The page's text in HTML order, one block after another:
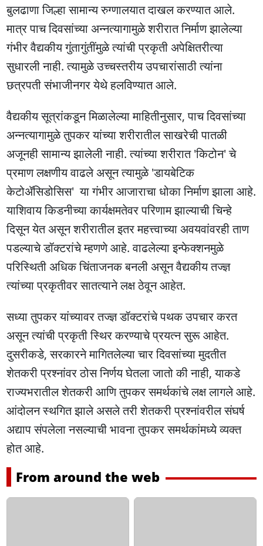
बुलढाणा जिल्हा सामान्य रुग्णालयात दाखल करण्यात आले.
मात्र पाच दिवसांच्या अन्नत्यागामुळे शरीरात निर्माण झालेल्या
गंभीर वैद्यकीय गुंतागुंतींमुळे त्यांची प्रकृती अपेक्षितरीत्या
सुधारली नाही. त्यामुळे उच्चस्तरीय उपचारांसाठी त्यांना
छत्रपती संभाजीनगर येथे हलविण्यात आले.
वैद्यकीय सूत्रांकडून मिळालेल्या माहितीनुसार, पाच दिवसांच्या
अन्नत्यागामुळे तुपकर यांच्या शरीरातील साखरेची पातळी
अजूनही सामान्य झालेली नाही. त्यांच्या शरीरात 'किटोन' चे
प्रमाण लक्षणीय वाढले असून त्यामुळे 'डायबेटिक
केटोॲसिडोसिस' या गंभीर आजाराचा धोका निर्माण झाला आहे.
याशिवाय किडनीच्या कार्यक्षमतेवर परिणाम झाल्याची चिन्हे
दिसून येत असून शरीरातील इतर महत्त्वाच्या अवयवांवरही ताण
पडल्याचे डॉक्टरांचे म्हणणे आहे. वाढलेल्या इन्फेक्शनमुळे
परिस्थिती अधिक चिंताजनक बनली असून वैद्यकीय तज्ज्ञ
त्यांच्या प्रकृतीवर सातत्याने लक्ष ठेवून आहेत.
सध्या तुपकर यांच्यावर तज्ज्ञ डॉक्टरांचे पथक उपचार करत
असून त्यांची प्रकृती स्थिर करण्याचे प्रयत्न सुरू आहेत.
दुसरीकडे, सरकारने मागितलेल्या चार दिवसांच्या मुदतीत
शेतकरी प्रश्नांवर ठोस निर्णय घेतला जातो की नाही, याकडे
राज्यभरातील शेतकरी आणि तुपकर समर्थकांचे लक्ष लागले आहे.
आंदोलन स्थगित झाले असले तरी शेतकरी प्रश्नांवरील संघर्ष
अद्याप संपलेला नसल्याची भावना तुपकर समर्थकांमध्ये व्यक्त
होत आहे.
From around the web